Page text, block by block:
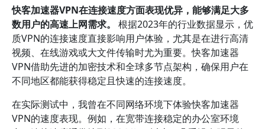
快客加速器VPN在连接速度方面表现优异，能够满足大多
数用户的高速上网需求。
根据2023年的行业数据显示，优
质VPN的连接速度直接影响用户体验，尤其是在进行高清
视频、在线游戏或大文件传输时尤为重要。快客加速器
VPN借助先进的加密技术和全球多节点架构，确保用户在
不同地区都能获得稳定且快速的连接速度。
在实际测试中，我曾在不同网络环境下体验快客加速器
VPN的速度表现。例如，在宽带连接稳定的办公室环境